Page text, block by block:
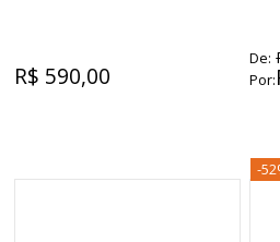
R$ 590,00
De:
Por:
-